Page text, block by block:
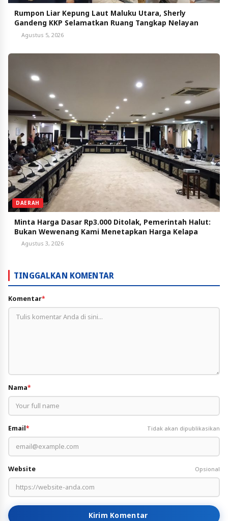
Rumpon Liar Kepung Laut Maluku Utara, Sherly
Gandeng KKP Selamatkan Ruang Tangkap Nelayan
Agustus 5, 2026
DAERAH
Minta Harga Dasar Rp3.000 Ditolak, Pemerintah Halut:
Bukan Wewenang Kami Menetapkan Harga Kelapa
Agustus 3, 2026
TINGGALKAN KOMENTAR
Komentar*
Nama*
Email* Tidak akan dipublikasikan
Website Opsional
Kirim Komentar